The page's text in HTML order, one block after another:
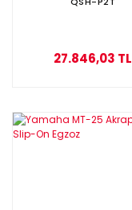
27.846,03 TL